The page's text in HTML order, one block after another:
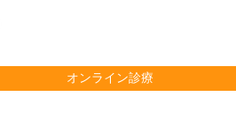
オンライン診療